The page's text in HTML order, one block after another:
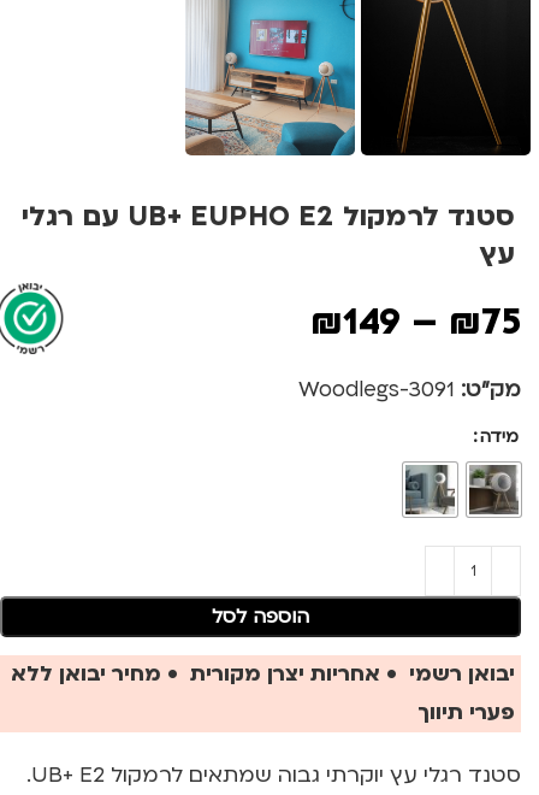
סטנד לרמקול UB+ EUPHO E2 עם רגלי
עץ
₪75
–
₪149
מק"ט: 3091-Woodlegs
מידה
הוספה לסל
יבואן רשמי • אחריות יצרן מקורית • מחיר יבואן ללא
פערי תיווך
סטנד רגלי עץ יוקרתי גבוה שמתאים לרמקול UB+ E2.